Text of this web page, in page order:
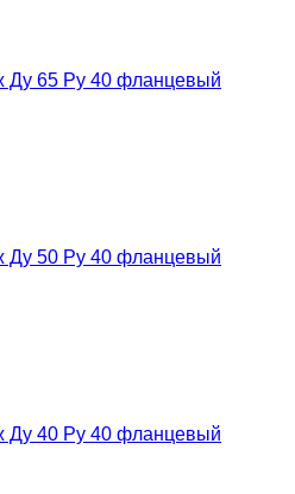
Ду 65 Ру 40 фланцевый
Ду 50 Ру 40 фланцевый
Ду 40 Ру 40 фланцевый